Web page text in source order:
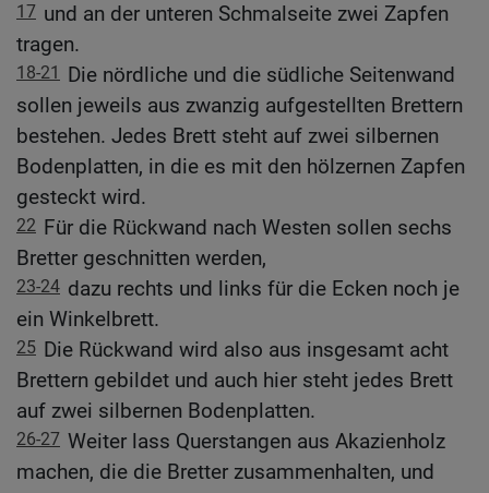
17 und an der unteren Schmalseite zwei Zapfen
tragen.
18-21
Die nördliche und die südliche Seitenwand
sollen jeweils aus zwanzig aufgestellten Brettern
bestehen. Jedes Brett steht auf zwei silbernen
Bodenplatten, in die es mit den hölzernen Zapfen
gesteckt wird.
22 Für die Rückwand nach Westen sollen sechs
Bretter geschnitten werden,
23-24 dazu rechts und links für die Ecken noch je
ein Winkelbrett.
25 Die Rückwand wird also aus insgesamt acht
Brettern gebildet und auch hier steht jedes Brett
auf zwei silbernen Bodenplatten.
26-27 Weiter lass Querstangen aus Akazienholz
machen, die die Bretter zusammenhalten, und